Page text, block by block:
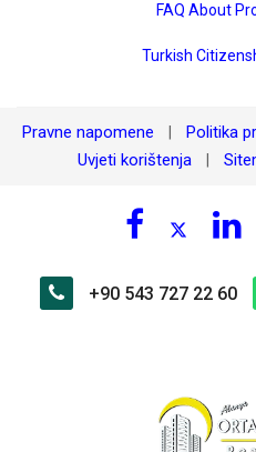
FAQ About
Turkish
Pravne napomene Politika
Uvjeti korištenja
+90 543 727 22 60